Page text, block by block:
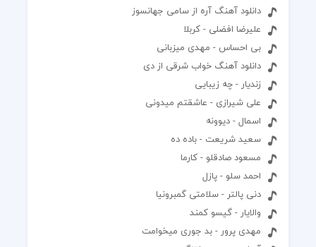
دانلود آهنگ آره از سامی جهانسوز
علیرضا افضلی - کربلا
بی احساس - مهدی میزبانی
دانلود آهنگ خواب شرقی از دی
زندیار - چه زیبایی
علی شیرازی - عاشقتم‌ میدونی
اسمال - دیوونه
سعید شریعت - باده ده
مسعود صادقلو - کارما
احمد سلو - پازل
دنی پالتر - سلامتی گمبرونیا
والایار - گیسو کمند
مهدی پرور - بد جوری میخوامت